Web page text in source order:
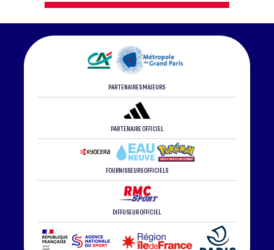
PARTENAIRES MAJEURS
PARTENAIRE OFFICIEL
FOURNISSEURS OFFICIELS
DIFFUSEUR OFFICIEL